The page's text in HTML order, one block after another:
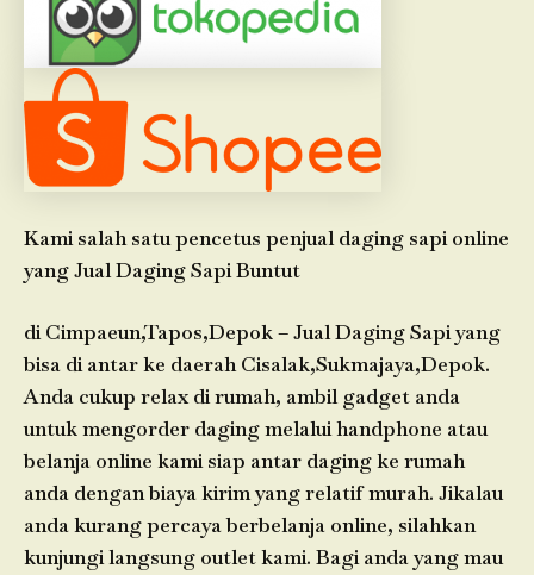
Kami salah satu pencetus penjual daging sapi online
yang Jual Daging Sapi Buntut
di Cimpaeun,Tapos,Depok – Jual Daging Sapi yang
bisa di antar ke daerah Cisalak,Sukmajaya,Depok.
Anda cukup relax di rumah, ambil gadget anda
untuk mengorder daging melalui handphone atau
belanja online kami siap antar daging ke rumah
anda dengan biaya kirim yang relatif murah. Jikalau
anda kurang percaya berbelanja online, silahkan
kunjungi langsung outlet kami. Bagi anda yang mau